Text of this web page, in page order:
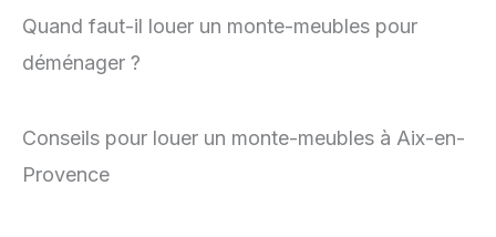
Quand faut-il louer un monte-meubles pour
déménager ?
Conseils pour louer un monte-meubles à Aix-en-
Provence